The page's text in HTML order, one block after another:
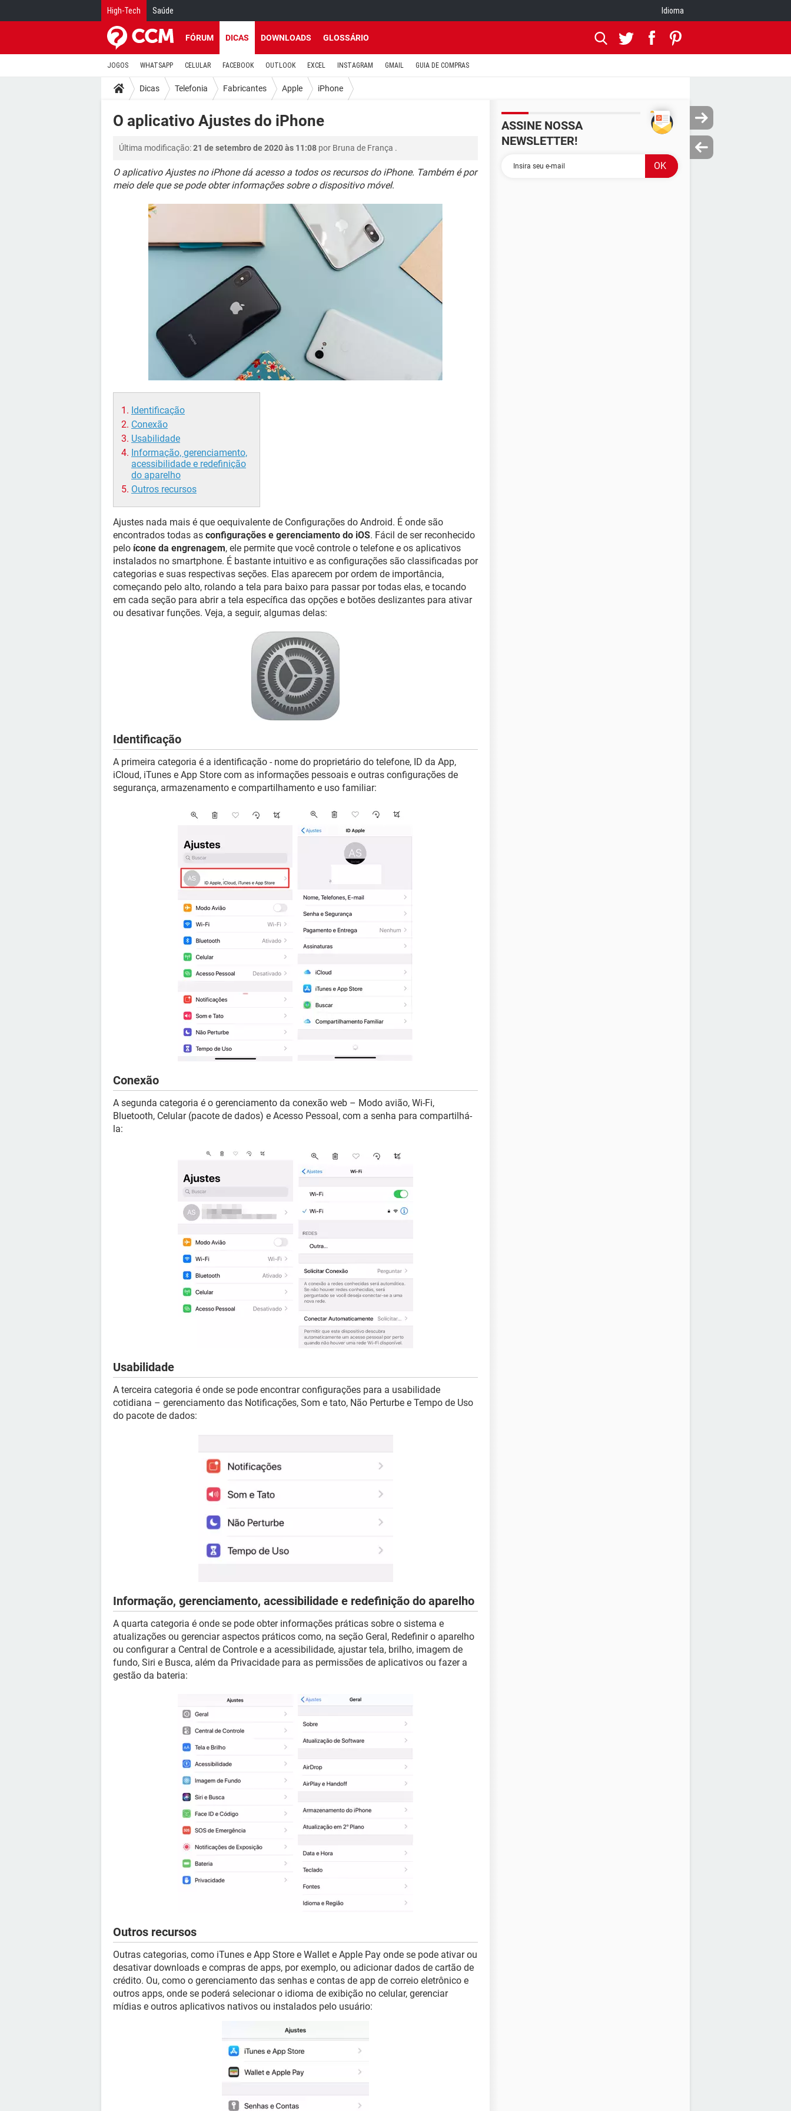
High-Tech Saúde Idioma
FÓRUM DICAS DOWNLOADS GLOSSÁRIO
JOGOS WHATSAPP CELULAR FACEBOOK OUTLOOK EXCEL INSTAGRAM GMAIL GUIA DE COMPRAS
Dicas Telefonia Fabricantes Apple iPhone
O aplicativo Ajustes do iPhone
Última modificação:21 de setembro de 2020 às 11:08 por Bruna de França .
O aplicativo Ajustes no iPhone dá acesso a todos os recursos do iPhone. Também é por
meio dele que se pode obter informações sobre o dispositivo móvel.
Identificação
Conexão
Usabilidade
Informação, gerenciamento,
acessibilidade e redefinição
do aparelho
Outros recursos
Ajustes nada mais é que oequivalente de Configurações do Android. É onde são
encontrados todas as configurações e gerenciamento do iOS. Fácil de ser reconhecido
pelo ícone da engrenagem, ele permite que você controle o telefone e os aplicativos
instalados no smartphone. É bastante intuitivo e as configurações são classificadas por
categorias e suas respectivas seções. Elas aparecem por ordem de importância,
começando pelo alto, rolando a tela para baixo para passar por todas elas, e tocando
em cada seção para abrir a tela específica das opções e botões deslizantes para ativar
ou desativar funções. Veja, a seguir, algumas delas:
Identificação
A primeira categoria é a identificação - nome do proprietário do telefone, ID da App,
iCloud, iTunes e App Store com as informações pessoais e outras configurações de
segurança, armazenamento e compartilhamento e uso familiar:
Conexão
A segunda categoria é o gerenciamento da conexão web – Modo avião, Wi-Fi,
Bluetooth, Celular (pacote de dados) e Acesso Pessoal, com a senha para compartilhá-
la:
Usabilidade
A terceira categoria é onde se pode encontrar configurações para a usabilidade
cotidiana – gerenciamento das Notificações, Som e tato, Não Perturbe e Tempo de Uso
do pacote de dados:
Informação, gerenciamento, acessibilidade e redefinição do aparelho
A quarta categoria é onde se pode obter informações práticas sobre o sistema e
atualizações ou gerenciar aspectos práticos como, na seção Geral, Redefinir o aparelho
ou configurar a Central de Controle e a acessibilidade, ajustar tela, brilho, imagem de
fundo, Siri e Busca, além da Privacidade para as permissões de aplicativos ou fazer a
gestão da bateria:
Outros recursos
Outras categorias, como iTunes e App Store e Wallet e Apple Pay onde se pode ativar ou
desativar downloads e compras de apps, por exemplo, ou adicionar dados de cartão de
crédito. Ou, como o gerenciamento das senhas e contas de app de correio eletrônico e
outros apps, onde se poderá selecionar o idioma de exibição no celular, gerenciar
mídias e outros aplicativos nativos ou instalados pelo usuário:
ASSINE NOSSA
NEWSLETTER!